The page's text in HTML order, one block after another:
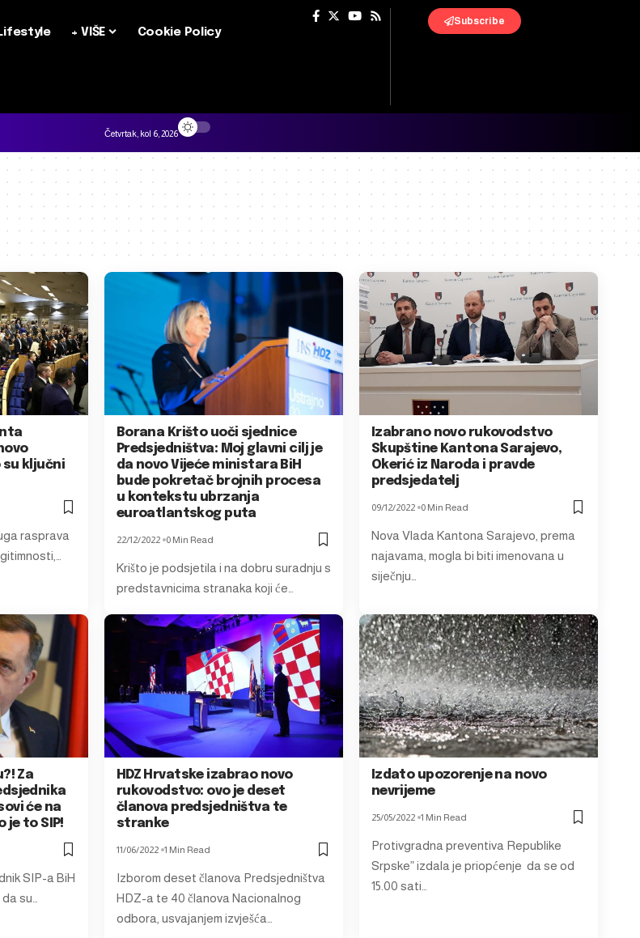
Lifestyle + VIŠE Cookie Policy
Subscribe
Četvrtak, kol 6, 2026
ključni
rasprava
Borana Krišto uoči sjednice
Predsjedništva: Moj glavni cilj je
da novo Vijeće ministara BiH
bude pokretač brojnih procesa
u kontekstu ubrzanja
euroatlantskog puta
22/12/2022 0 Min Read
Krišto je podsjetila i na dobru suradnju s
predstavnicima stranaka koji će…
Izabrano novo rukovodstvo
Skupštine Kantona Sarajevo,
Okerić iz Naroda i pravde
predsjedatelj
09/12/2022 0 Min Read
Nova Vlada Kantona Sarajevo, prema
najavama, mogla bi biti imenovana u
siječnju…
Za
će na
je to SIP!
SIP-a BiH
su…
HDZ Hrvatske izabrao novo
rukovodstvo: ovo je deset
članova predsjedništva te
stranke
11/06/2022 1 Min Read
Izborom deset članova Predsjedništva
HDZ-a te 40 članova Nacionalnog
odbora, usvajanjem izvješća…
Izdato upozorenje na novo
nevrijeme
25/05/2022 1 Min Read
Protivgradna preventiva Republike
Srpske” izdala je priopćenje da se od
15.00 sati…